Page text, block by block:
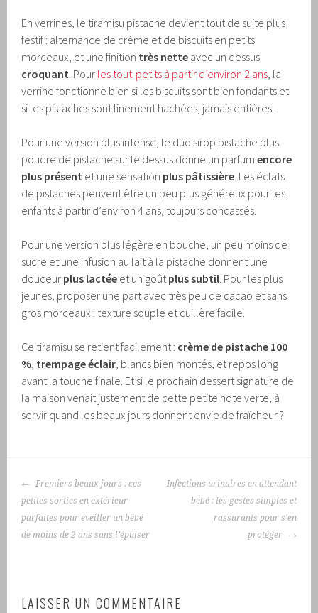
En verrines, le tiramisu pistache devient tout de suite plus
festif : alternance de crème et de biscuits en petits
morceaux, et une finition très nette avec un dessus
croquant . Pour les tout-petits à partir d’environ 2 ans , la
verrine fonctionne bien si les biscuits sont bien fondants et
si les pistaches sont finement hachées, jamais entières.
Pour une version plus intense, le duo sirop pistache plus
poudre de pistache sur le dessus donne un parfumencore
plus présent et une sensation plus pâtissière . Les éclats
de pistaches peuvent être un peu plus généreux pour les
enfants à partir d’environ 4 ans, toujours concassés.
Pour une version plus légère en bouche, un peu moins de
sucre et une infusion au lait à la pistache donnent une
douceur plus lactée et un goût plus subtil . Pour les plus
jeunes, proposer une part avec très peu de cacao et sans
gros morceaux : texture souple et cuillère facile.
Ce tiramisu se retient facilement : crème de pistache 100
% trempage éclair , blancs bien montés, et repos long
avant la touche finale. Et si le prochain dessert signature de
la maison venait justement de cette petite note verte, à
servir quand les beaux jours donnent envie de fraîcheur ?
NAVIGATION
DES
ARTICLES
Premiers beaux jours : ces
petites sorties en extérieur
parfaites pour éveiller un bébé
de moins de 2 ans sans l’épuiser
Infections urinaires en attendant
bébé : les gestes simples et
rassurants pour s’en
protéger
LAISSER UN COMMENTAIRE